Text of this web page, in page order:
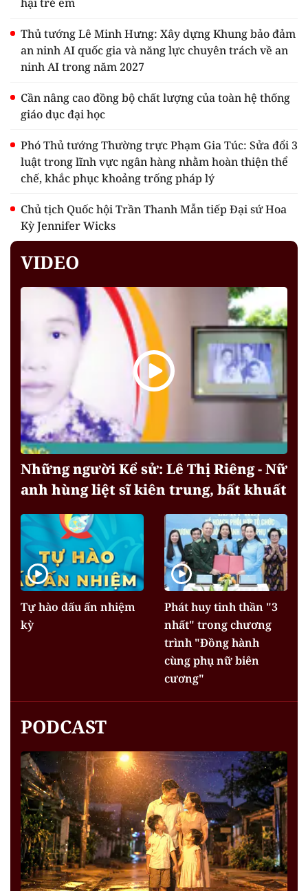
Thủ tướng Lê Minh Hưng: Xây dựng Khung bảo đảm
an ninh AI quốc gia và năng lực chuyên trách về an
ninh AI trong năm 2027
Cần nâng cao đồng bộ chất lượng của toàn hệ thống
giáo dục đại học
Phó Thủ tướng Thường trực Phạm Gia Túc: Sửa đổi 3
luật trong lĩnh vực ngân hàng nhằm hoàn thiện thể
chế, khắc phục khoảng trống pháp lý
Chủ tịch Quốc hội Trần Thanh Mẫn tiếp Đại sứ Hoa
Kỳ Jennifer Wicks
VIDEO
Những người Kể sử: Lê Thị Riêng - Nữ
anh hùng liệt sĩ kiên trung, bất khuất
Tự hào dấu ấn nhiệm
kỳ
Phát huy tinh thần "3
nhất" trong chương
trình "Đồng hành
cùng phụ nữ biên
cương"
PODCAST